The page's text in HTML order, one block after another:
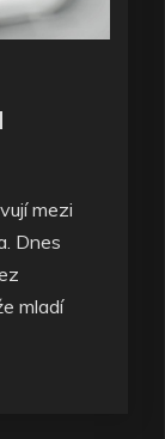
mezi
Dnes
mladí